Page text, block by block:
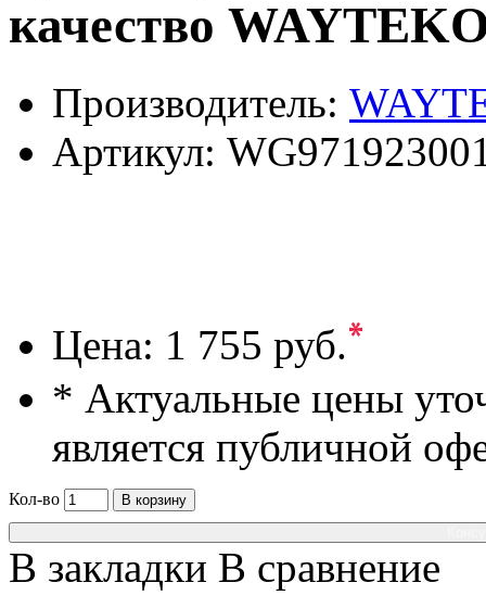
качество
Производитель:
Артикул:
Цена: 1 755 руб.*
* Актуальные цены
является публичной
Кол-во
В корзину
В закладки В сравнение